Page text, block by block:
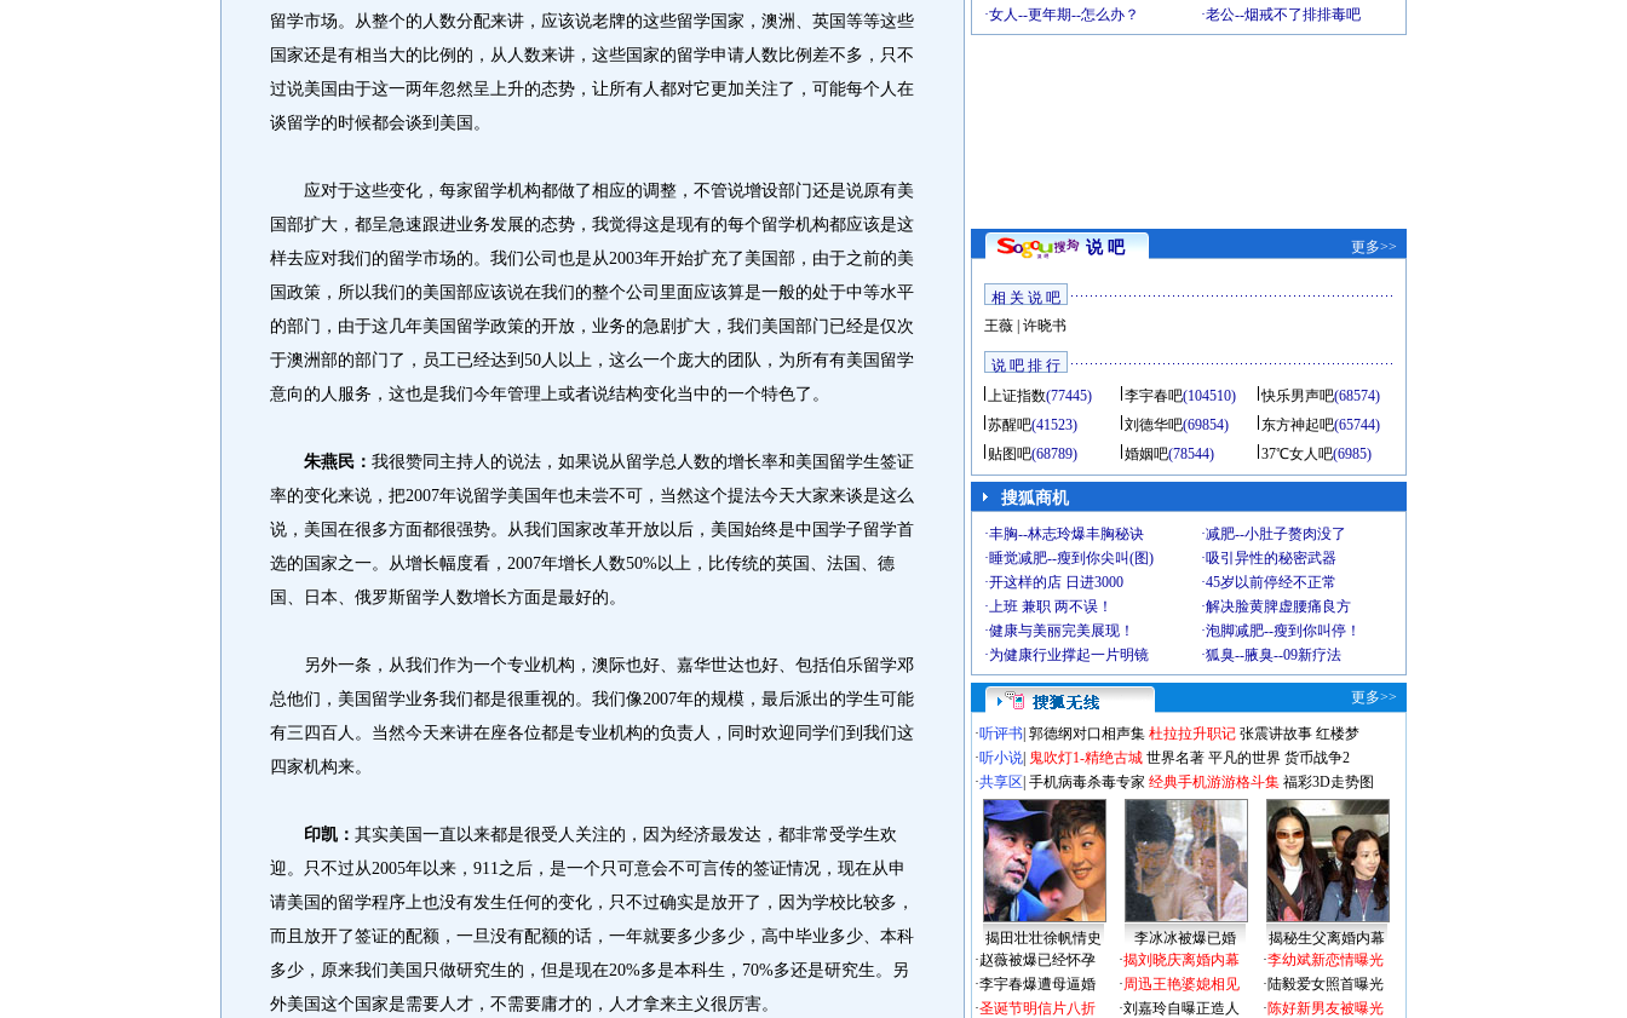
留学市场。从整个的人数分配来讲，应该说老牌的这些留学国家，澳洲、英国等等这些
国家还是有相当大的比例的，从人数来讲，这些国家的留学申请人数比例差不多，只不
过说美国由于这一两年忽然呈上升的态势，让所有人都对它更加关注了，可能每个人在
谈留学的时候都会谈到美国。
应对于这些变化，每家留学机构都做了相应的调整，不管说增设部门还是说原有美
国部扩大，都呈急速跟进业务发展的态势，我觉得这是现有的每个留学机构都应该是这
样去应对我们的留学市场的。我们公司也是从2003年开始扩充了美国部，由于之前的美
国政策，所以我们的美国部应该说在我们的整个公司里面应该算是一般的处于中等水平
的部门，由于这几年美国留学政策的开放，业务的急剧扩大，我们美国部门已经是仅次
于澳洲部的部门了，员工已经达到50人以上，这么一个庞大的团队，为所有有美国留学
意向的人服务，这也是我们今年管理上或者说结构变化当中的一个特色了。
朱燕民： 我很赞同主持人的说法，如果说从留学总人数的增长率和美国留学生签证
率的变化来说，把2007年说留学美国年也未尝不可，当然这个提法今天大家来谈是这么
说，美国在很多方面都很强势。从我们国家改革开放以后，美国始终是中国学子留学首
选的国家之一。从增长幅度看，2007年增长人数50%以上，比传统的英国、法国、德
国、日本、俄罗斯留学人数增长方面是最好的。
另外一条，从我们作为一个专业机构，澳际也好、嘉华世达也好、包括伯乐留学邓
总他们，美国留学业务我们都是很重视的。我们像2007年的规模，最后派出的学生可能
有三四百人。当然今天来讲在座各位都是专业机构的负责人，同时欢迎同学们到我们这
四家机构来。
印凯： 其实美国一直以来都是很受人关注的，因为经济最发达，都非常受学生欢
迎。只不过从2005年以来，911之后，是一个只可意会不可言传的签证情况，现在从申
请美国的留学程序上也没有发生任何的变化，只不过确实是放开了，因为学校比较多，
而且放开了签证的配额，一旦没有配额的话，一年就要多少多少，高中毕业多少、本科
多少，原来我们美国只做研究生的，但是现在20%多是本科生，70%多还是研究生。另
外美国这个国家是需要人才，不需要庸才的，人才拿来主义很厉害。
·女人--更年期--怎么办？ ·老公--烟戒不了排排毒吧
说 吧 更多>>
相 关 说 吧
王薇| 许晓书
说 吧 排 行
上证指数(77445) 李宇春吧(104510) 快乐男声吧(68574)
苏醒吧(41523) 刘德华吧(69854) 东方神起吧(65744)
贴图吧(68789) 婚姻吧(78544) 37℃女人吧(6985)
搜狐商机
·丰胸--林志玲爆丰胸秘诀 ·减肥--小肚子赘肉没了
·睡觉减肥--瘦到你尖叫(图) ·吸引异性的秘密武器
·开这样的店 日进3000 ·45岁以前停经不正常
·上班 兼职 两不误！ ·解决脸黄脾虚腰痛良方
·健康与美丽完美展现！ ·泡脚减肥--瘦到你叫停！
·为健康行业撑起一片明镜 ·狐臭--腋臭--09新疗法
更多>>
·听评书 郭德纲对口相声集 杜拉拉升职记 张震讲故事 红楼梦
·听小说 鬼吹灯1-精绝古城 世界名著 平凡的世界 货币战争2
·共享区 手机病毒杀毒专家 经典手机游游格斗集 福彩3D走势图
揭田壮壮徐帆情史 李冰冰被爆已婚
揭秘生父离婚内幕
·赵薇被爆已经怀孕
·李宇春爆遭母逼婚
·圣诞节明信片八折
·揭刘晓庆离婚内幕
·周迅王艳婆媳相见
·刘嘉玲自曝正造人
·李幼斌新恋情曝光
·陆毅爱女照首曝光
·陈好新男友被曝光